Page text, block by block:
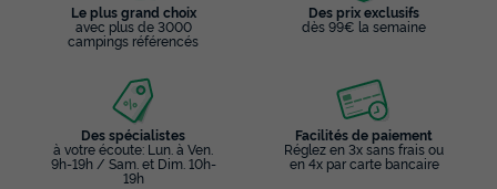
Le plus grand choix
avec plus de 3000
campings référencés
Des prix exclusifs
dès 99€ la semaine
Des spécialistes
à votre écoute: Lun. à Ven.
9h-19h / Sam. et Dim. 10h-
19h
Facilités de paiement
Réglez en 3x sans frais ou
en 4x par carte bancaire